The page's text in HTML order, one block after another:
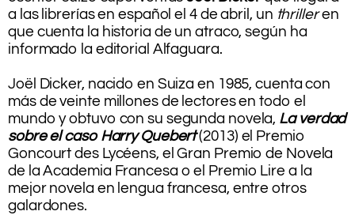
a las librerías en español el 4 de abril, un thrilleren
que cuenta la historia de un atraco, según ha
informado la editorial Alfaguara.
Joël Dicker, nacido en Suiza en 1985, cuenta con
más de veinte millones de lectores en todo el
mundo y obtuvo con su segunda novela, La verdad
sobre el caso Harry Quebert(2013) el Premio
Goncourt des Lycéens, el Gran Premio de Novela
de la Academia Francesa o el Premio Lire a la
mejor novela en lengua francesa, entre otros
galardones.